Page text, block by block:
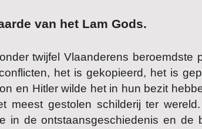
van het Lam Gods.
twijfel Vlaanderens beroemdste
het is gekopieerd, het is
en Hitler wilde het in hun bezit
meest gestolen schilderij ter
in de ontstaansgeschiedenis en de